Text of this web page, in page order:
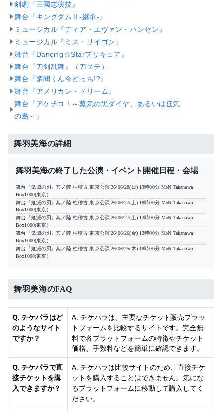
剣劇『三國志演技』
舞台『キングダムⅡ-継承-』
ミュージカル『ディア・エヴァン・ハンセン』
ミュージカル『ミス・サイゴン』
舞台『Dancing☆Starプリキュア』
舞台『刀剣乱舞』（刀ステ）
舞台『多聞くん今どっち!?』
舞台『アメリカン・ドリーム』
舞台『アケチコ！～蒸気の黒ダイヤ、あるいは狂気
の島～』
舞羽美海の詳細
舞羽美海の終了した公演・イベント開催日程・会場
舞台『鬼滅の刃』其ノ陸 柱稽古 東京公演 26/06/28(日) 13時00分 MoN Takanawa
Box1000(東京)
舞台『鬼滅の刃』其ノ陸 柱稽古 東京公演 26/06/27(土) 18時00分 MoN Takanawa
Box1000(東京)
舞台『鬼滅の刃』其ノ陸 柱稽古 東京公演 26/06/27(土) 13時00分 MoN Takanawa
Box1000(東京)
舞台『鬼滅の刃』其ノ陸 柱稽古 東京公演 26/06/26(金) 13時00分 MoN Takanawa
Box1000(東京)
舞台『鬼滅の刃』其ノ陸 柱稽古 東京公演 26/06/25(木) 18時00分 MoN Takanawa
Box1000(東京)
舞羽美海のFAQ
Q. チケパラはど
のようなサイト
ですか？
A. チケパラは、主要なチケット販売プラッ
トフォームを比較するサイトです。完全無
料で各プラットフォームの特徴やチケット
価格、手数料などを簡単に確認できます。
Q. チケパラで直
接チケットを購
入できますか？
A. チケパラは比較サイトのため、直接チケ
ットを購入することはできません。気にな
るプラットフォームに移動して購入してく
ださい。